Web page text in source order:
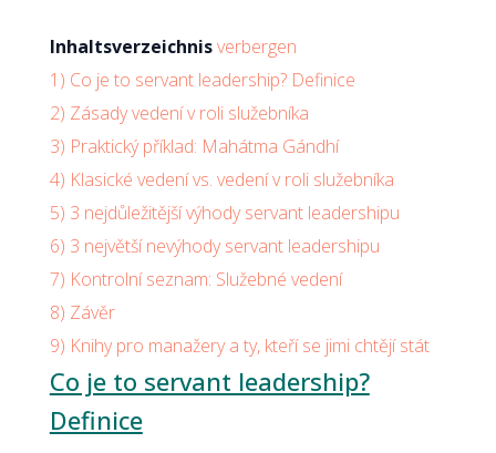
Inhaltsverzeichnisverbergen
1) Co je to servant leadership? Definice
2) Zásady vedení v roli služebníka
3) Praktický příklad: Mahátma Gándhí
4) Klasické vedení vs. vedení v roli služebníka
5) 3 nejdůležitější výhody servant leadershipu
6) 3 největší nevýhody servant leadershipu
7) Kontrolní seznam: Služebné vedení
8) Závěr
9) Knihy pro manažery a ty, kteří se jimi chtějí stát
Co je to servant leadership?
Definice